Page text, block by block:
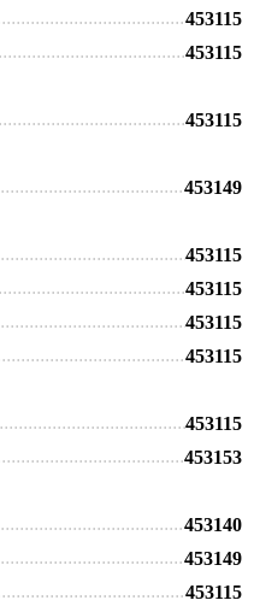
453115
453115
453115
453149
453115
453115
453115
453115
453115
453153
453140
453149
453115